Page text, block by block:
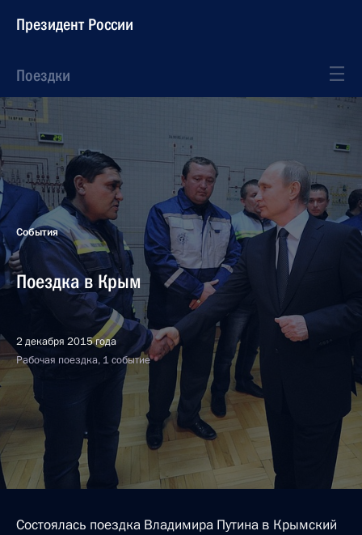
Президент России
Поездки
События
Поездка в Крым
2 декабря 2015 года
Рабочая поездка, 1 событие
Состоялась поездка Владимира Путина в Крымский